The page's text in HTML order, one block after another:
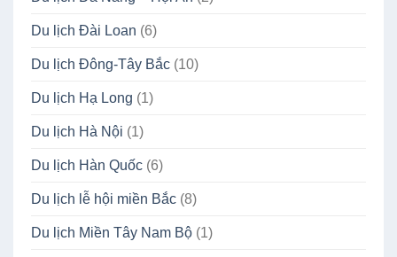
Du lịch Đài Loan (6)
Du lịch Đông-Tây Bắc (10)
Du lịch Hạ Long (1)
Du lịch Hà Nội (1)
Du lịch Hàn Quốc (6)
Du lịch lễ hội miền Bắc (8)
Du lịch Miền Tây Nam Bộ (1)